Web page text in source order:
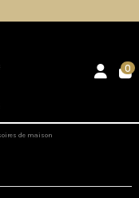
0
de maison